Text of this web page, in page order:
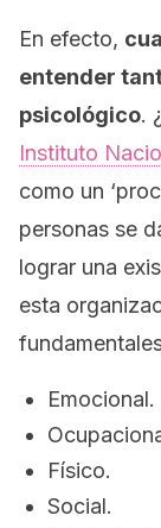
En efecto,
entender
psicológico.
Instituto
como un
personas se
lograr una
esta
Emocional.
Físico.
Social.